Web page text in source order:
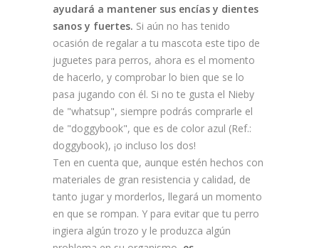
ayudará a mantener sus encías y dientes
sanos y fuertes. Si aún no has tenido
ocasión de regalar a tu mascota este tipo de
juguetes para perros, ahora es el momento
de hacerlo, y comprobar lo bien que se lo
pasa jugando con él. Si no te gusta el Nieby
de "whatsup", siempre podrás comprarle el
de "doggybook", que es de color azul (Ref.:
doggybook), ¡o incluso los dos!
Ten en cuenta que, aunque estén hechos con
materiales de gran resistencia y calidad, de
tanto jugar y morderlos, llegará un momento
en que se rompan. Y para evitar que tu perro
ingiera algún trozo y le produzca algún